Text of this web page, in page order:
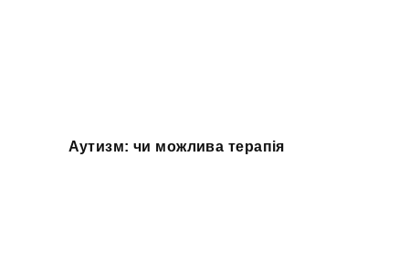
Аутизм: чи можлива терапія